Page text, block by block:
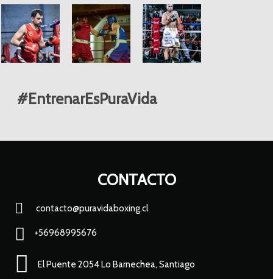
#EntrenarEsPuraVida
CONTACTO
contacto@puravidaboxing.cl
+56968995676
El Puente 2054 Lo Barnechea, Santiago